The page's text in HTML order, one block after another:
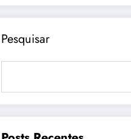
Pesquisar